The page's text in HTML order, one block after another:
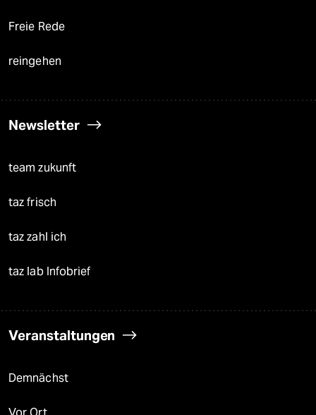
Freie Rede
reingehen
Newsletter
team zukunft
taz frisch
taz zahl ich
taz lab Infobrief
Veranstaltungen
Demnächst